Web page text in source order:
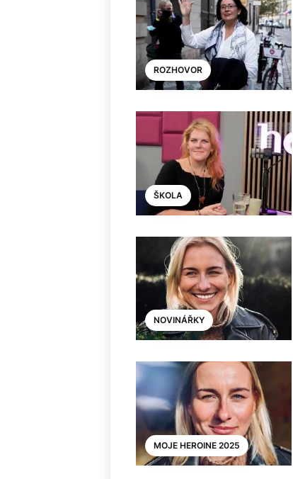
ROZHOVOR
ŠKOLA
NOVINÁŘKY
MOJE HEROINE 2025